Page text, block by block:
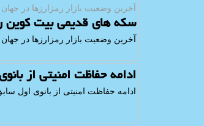
آخرین وضعیت بازار رمزارزها در جهان
سکه های قدیمی بیت کوین
آخرین وضعیت بازار رمزارزها در
ادامه حفاظت امنیتی از
ادامه حفاظت امنیتی از بانوی اول